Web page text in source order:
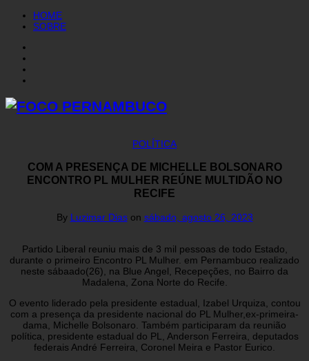
HOME
SOBRE
POLÍTICA
COM A PRESENÇA DE MICHELLE BOLSONARO
ENCONTRO PL MULHER REÚNE MULTIDÃO NO
RECIFE
By Luzimar Dias on sábado, agosto 26, 2023
Partido Liberal reuniu mais de 3 mil pessoas de todo Estado,
durante o primeiro Encontro PL Mulher. em Pernambuco realizado
neste sábaado(26), na Blue Angel, Recepeções, no Bairro da
Madalena, Zona Norte do Recife.
O evento liderado pela presidente estadual, Izabel Urquiza, contou
com a presença da presidente nacional do PL Mulher,ex-primeira-
dama, Michelle Bolsonaro. Também participaram da reunião
política, presidente estadual do PL, Anderson Ferreira, deputados
federais André Ferreira, Coronel Meira e Pastor Eurico.